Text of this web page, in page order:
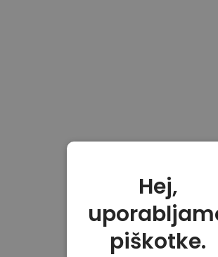
Hej,
piškotke.